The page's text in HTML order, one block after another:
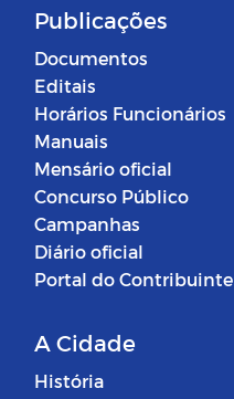
Publicações
Documentos
Editais
Horários Funcionários
Manuais
Mensário oficial
Concurso Público
Campanhas
Diário oficial
Portal do Contribuinte
A Cidade
História